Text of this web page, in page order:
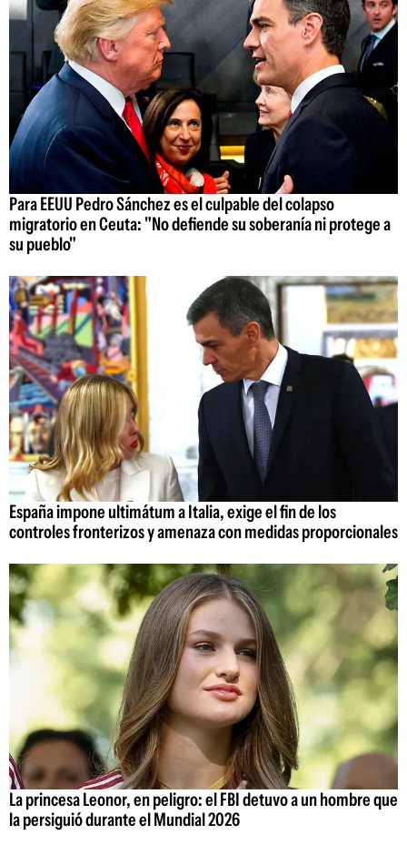
Para EEUU Pedro Sánchez es el culpable del colapso
migratorio en Ceuta: "No defiende su soberanía ni protege a
su pueblo"
España impone ultimátum a Italia, exige el fin de los
controles fronterizos y amenaza con medidas proporcionales
La princesa Leonor, en peligro: el FBI detuvo a un hombre que
la persiguió durante el Mundial 2026